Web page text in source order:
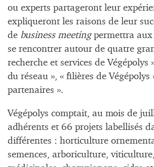
ou experts partageront leur
expliqueront les raisons de leur
de business meetingpermettra
se rencontrer autour de quatre
recherche et services de Végépolys
du réseau », « filières de Végépolys
partenaires ».
Végépolys comptait, au mois de
adhérents et 66 projets labellisés
différentes : horticulture
semences, arboriculture,